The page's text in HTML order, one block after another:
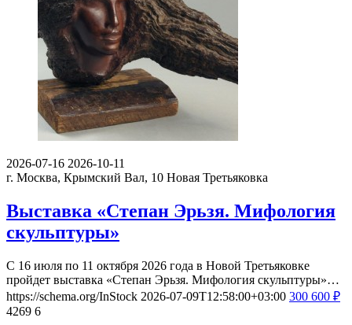
2026-07-16 2026-10-11
г. Москва, Крымский Вал, 10 Новая Третьяковка
Выставка «Степан Эрьзя. Мифология
скульптуры»
С 16 июля по 11 октября 2026 года в Новой Третьяковке
пройдет выставка «Степан Эрьзя. Мифология скульптуры»…
https://schema.org/InStock 2026-07-09T12:58:00+03:00 300 600 ₽
4269 6